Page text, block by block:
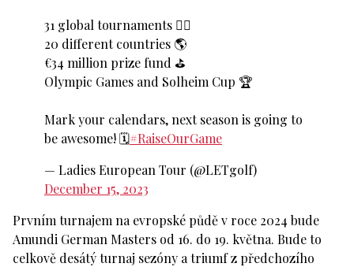
31 global tournaments 🏌️‍♀️
20 different countries 🌎
€34 million prize fund ⛳
Olympic Games and Solheim Cup 🏆
Mark your calendars, next season is going to
be awesome! 🗓️#RaiseOurGame
— Ladies European Tour (@LETgolf)
December 15, 2023
Prvním turnajem na evropské půdě v roce 2024 bude
Amundi German Masters od 16. do 19. května. Bude to
celkově desátý turnaj sezóny a triumf z předchozího